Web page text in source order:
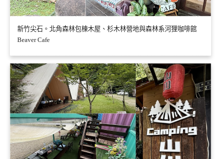
新竹尖石。北角森林包棟木屋、杉木林營地與森林系河狸咖啡館
Beaver Cafe